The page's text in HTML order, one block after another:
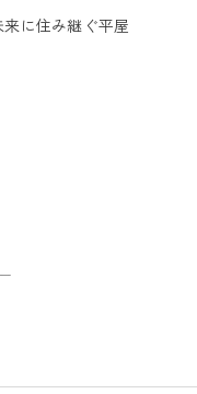
来に住み継ぐ平屋